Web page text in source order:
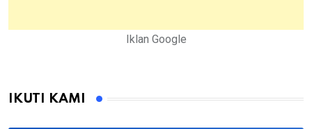
Iklan Google
IKUTI KAMI